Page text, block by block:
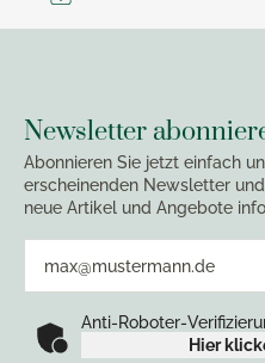
Newsletter
Abonnieren Sie jetzt einfach
erscheinenden Newsletter
neue Artikel und Angebote
Anti-Roboter-
Hier